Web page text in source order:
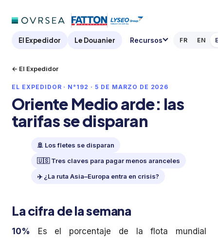
El Expedidor Le Douanier Recursos FR EN
← El Expedidor
EL EXPEDIDOR · N°192 · 5 DE MARZO DE 2026
Oriente Medio arde: las
tarifas se disparan
🚢 Los fletes se disparan
🇺🇸 Tres claves para pagar menos aranceles
✈️ ¿La ruta Asia–Europa entra en crisis?
La cifra de la semana
10% Es el porcentaje de la flota mundial